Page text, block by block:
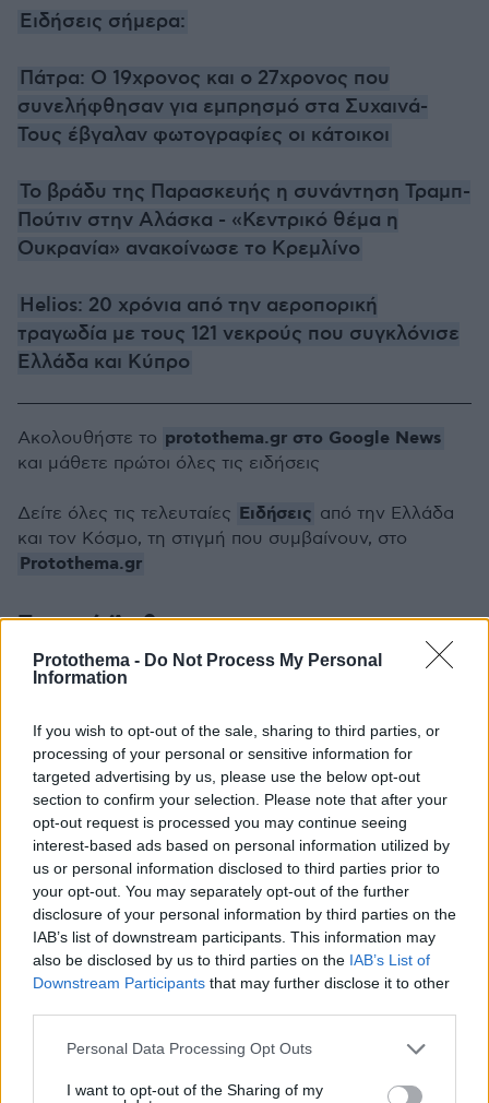
Protothema - Do Not Process My Personal
Information
If you wish to opt-out of the sale, sharing to third parties, or
processing of your personal or sensitive information for
targeted advertising by us, please use the below opt-out
section to confirm your selection. Please note that after your
opt-out request is processed you may continue seeing
interest-based ads based on personal information utilized by
us or personal information disclosed to third parties prior to
your opt-out. You may separately opt-out of the further
disclosure of your personal information by third parties on the
IAB’s list of downstream participants. This information may
also be disclosed by us to third parties on the IAB’s List of
Downstream Participants that may further disclose it to other
Please note that this website/app uses one or more Google
not limited to your visit or usage behaviour. You may click to
Personal Data Processing Opt Outs
I want to opt-out of the Sharing of my
Ειδήσεις σήμερα:
Πάτρα: Ο 19χρονος και ο 27χρονος που
συνελήφθησαν για εμπρησμό στα Συχαινά-
Τους έβγαλαν φωτογραφίες οι κάτοικοι
Το βράδυ της Παρασκευής η συνάντηση Τραμπ-
Πούτιν στην Αλάσκα - «Κεντρικό θέμα η
Ουκρανία» ανακοίνωσε το Κρεμλίνο
Helios: 20 χρόνια από την αεροπορική
τραγωδία με τους 121 νεκρούς που συγκλόνισε
Ελλάδα και Kύπρο
Σχετικά Άρθρα
Ακολουθήστε το protothema.gr στο Google News
και μάθετε πρώτοι όλες τις ειδήσεις
Δείτε όλες τις τελευταίες Ειδήσεις από την Ελλάδα
και τον Κόσμο, τη στιγμή που συμβαίνουν, στο
Protothema.gr